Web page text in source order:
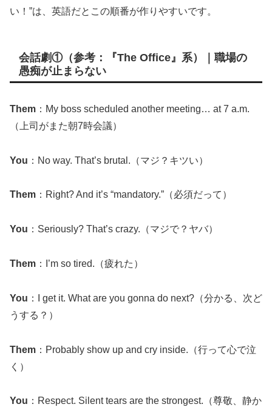
い！”は、英語だとこの順番が作りやすいです。
会話劇①（参考：『The Office』系）｜職場の
愚痴が止まらない
Them ：My boss scheduled another meeting… at 7 a.m.
（上司がまた朝7時会議）
You ：No way. That’s brutal.（マジ？キツい）
Them ：Right? And it’s “mandatory.”（必須だって）
You ：Seriously? That’s crazy.（マジで？ヤバ）
Them ：I’m so tired.（疲れた）
You ：I get it. What are you gonna do next?（分かる、次ど
うする？）
Them ：Probably show up and cry inside.（行って心で泣
く）
You ：Respect. Silent tears are the strongest.（尊敬、静か